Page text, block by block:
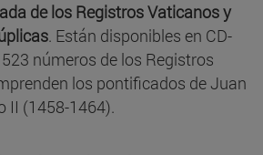
de los Registros Vaticanos y
. Están disponibles en CD-
números de los Registros
los pontificados de Juan
II (1458-1464).